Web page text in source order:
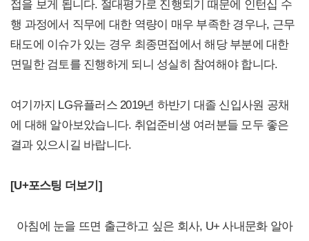
접을 보게 됩니다. 절대평가로 진행되기 때문에 인턴십 수
행 과정에서 직무에 대한 역량이 매우 부족한 경우나, 근무
태도에 이슈가 있는 경우 최종면접에서 해당 부분에 대한
면밀한 검토를 진행하게 되니 성실히 참여해야 합니다.
여기까지 LG유플러스 2019년 하반기 대졸 신입사원 공채
에 대해 알아보았습니다. 취업준비생 여러분들 모두 좋은
결과 있으시길 바랍니다.
[U+포스팅 더보기]
아침에 눈을 뜨면 출근하고 싶은 회사, U+ 사내문화 알아